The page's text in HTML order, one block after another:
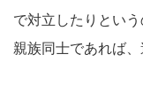
で対立したりとい
親族同士であれば